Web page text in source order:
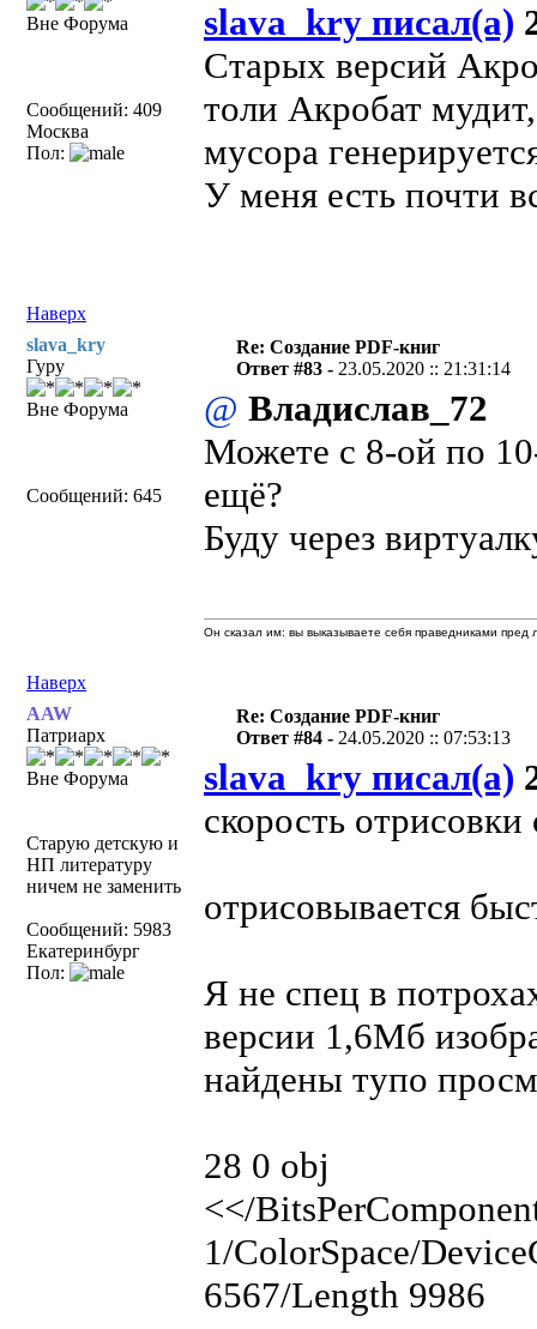
Вне Форума
Сообщений: 409
Москва
Пол:
slava_kry писал(а)
Старых версий
толи Акробат
мусора
У меня есть почти
Наверх
slava_kry
Гуру
Вне Форума
Сообщений: 645
Re: Создание PDF-книг
Ответ #83 - 23.05.2020 :: 21:31:14
@ Владислав_72
Можете с 8-ой по
ещё?
Буду через
Наверх
Он сказал им: вы выказываете себя праведниками
AAW
Патриарх
Вне Форума
Старую детскую и
НП литературу
ничем не заменить
Сообщений: 5983
Екатеринбург
Пол:
Re: Создание PDF-книг
Ответ #84 - 24.05.2020 :: 07:53:13
slava_kry писал(а)
скорость
отрисовывается
Я не спец в
версии 1,6Мб
найдены тупо
28 0 obj
<</
1/ColorSpace/
6567/Length 9986